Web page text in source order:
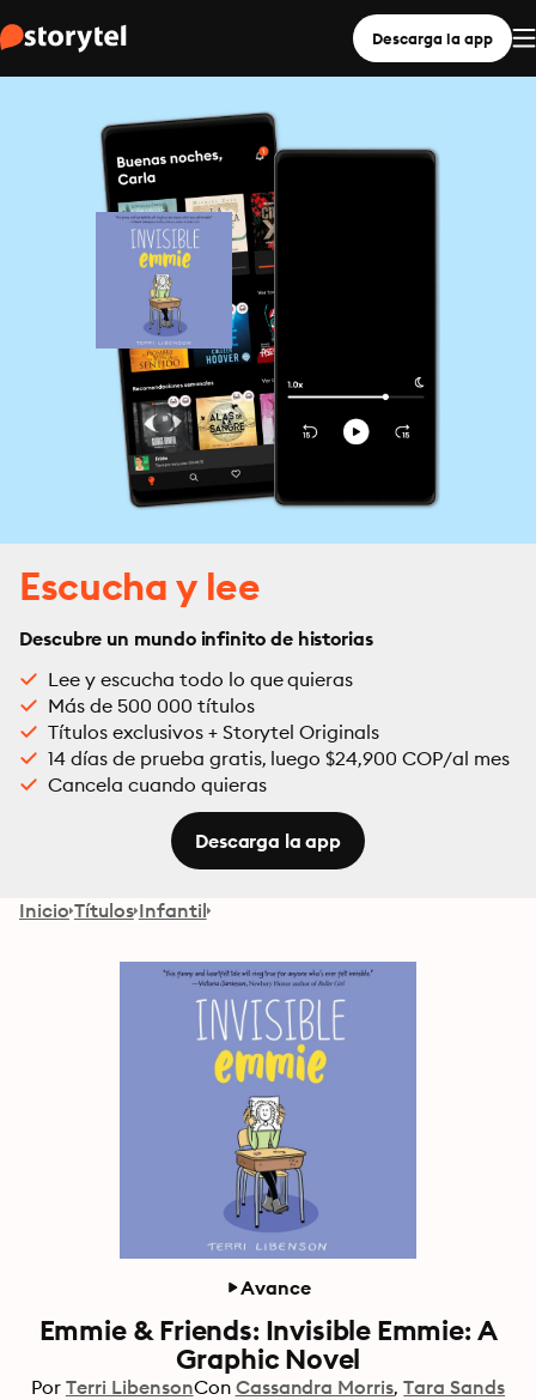
Descarga la app
Escucha y lee
Descubre un mundo infinito de historias
Lee y escucha todo lo que quieras
Más de 500 000 títulos
Títulos exclusivos + Storytel Originals
14 días de prueba gratis, luego $24,900 COP/al mes
Cancela cuando quieras
Descarga la app
Inicio Títulos Infantil
Avance
Emmie & Friends: Invisible Emmie: A
Graphic Novel
Por Terri LibensonCon Cassandra Morris Tara Sands